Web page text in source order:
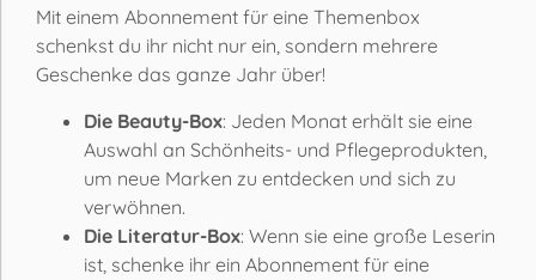
Mit einem Abonnement für eine Themenbox
schenkst du ihr nicht nur ein, sondern mehrere
Geschenke das ganze Jahr über!
Die Beauty-Box: Jeden Monat erhält sie eine
Auswahl an Schönheits- und Pflegeprodukten,
um neue Marken zu entdecken und sich zu
verwöhnen.
Die Literatur-Box: Wenn sie eine große Leserin
ist, schenke ihr ein Abonnement für eine